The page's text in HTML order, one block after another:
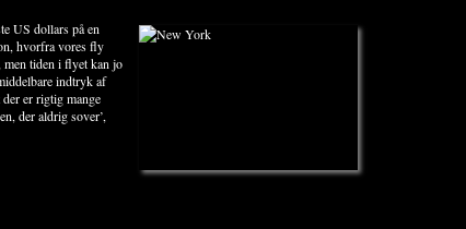
US dollars på en
hvorfra vores fly
men tiden i flyet kan jo
indtryk af
er rigtig mange
der aldrig sover’,